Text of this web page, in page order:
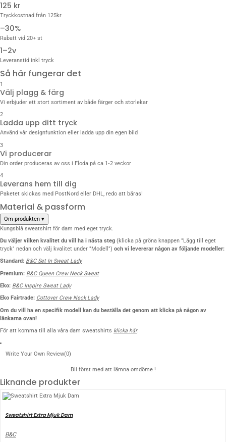
125 kr
Tryckkostnad från 125kr
–30%
Rabatt vid 20+ st
1–2v
Leveranstid inkl tryck
Så här fungerar det
1
Välj plagg & färg
Vi erbjuder ett stort sortiment av både färger och storlekar
2
Ladda upp ditt tryck
Använd vår designfunktion eller ladda upp din egen bild
3
Vi producerar
Din order produceras av oss i Floda på ca 1‑2 veckor
4
Leverans hem till dig
Paketet skickas med PostNord eller DHL, redo att bäras!
Material & passform
Om produkten ▾
Kungsblå sweatshirt för dam med eget tryck.
Du väljer vilken kvalitet du vill
ha i nästa steg (klicka på gröna knappen "Lägg till eget
tryck" nedan och välj kvalitet under "Modell") och vi levererar någon av följande modeller:
Standard: B&C Set In Sweat Lady
Premium: B&C Queen Crew Neck Sweat
Eko: B&C Inspire Sweat Lady
Eko Fairtrade: Cottover Crew Neck Lady
Om du vill ha en specifik modell kan du beställa det genom att klicka på någon av
länkarna ovan!
För att komma till alla våra dam sweatshirts klicka här.
Write Your Own Review(0)
Bli först med att lämna omdöme !
Liknande produkter
Sweatshirt Extra Mjuk Dam
B&C